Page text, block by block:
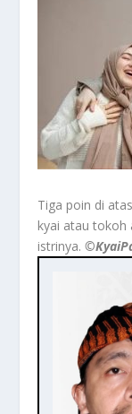
Tiga poin di
kyai atau tokoh
istrinya.